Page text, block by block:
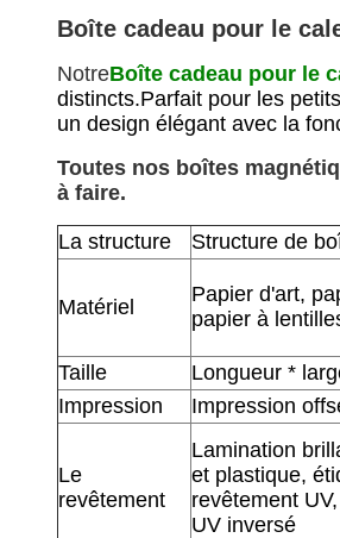
Boîte cadeau pour le
NotreBoîte cadeau pour le
distincts.Parfait pour les
un design élégant avec la
Toutes nos boîtes
à faire.
La structure Structure de
Matériel
Papier d'art,
papier à
Taille
Longueur *
Impression
Impression
Le
revêtement
Lamination
et plastique,
revêtement
UV inversé